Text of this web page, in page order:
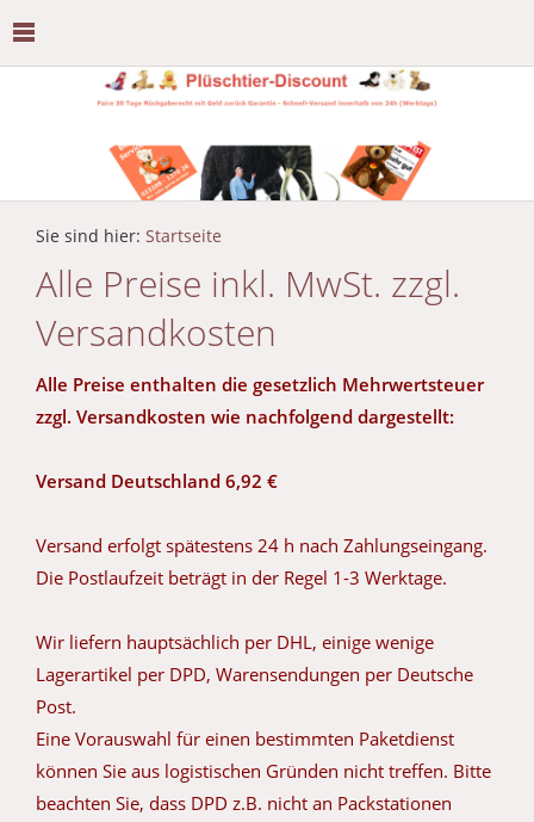
Sie sind hier: Startseite
Alle Preise inkl. MwSt. zzgl.
Versandkosten
Alle Preise enthalten die gesetzlich Mehrwertsteuer
zzgl. Versandkosten wie nachfolgend dargestellt:
Versand Deutschland 6,92 €
Versand erfolgt spätestens 24 h nach Zahlungseingang.
Die Postlaufzeit beträgt in der Regel 1-3 Werktage.
Wir liefern hauptsächlich per DHL, einige wenige
Lagerartikel per DPD, Warensendungen per Deutsche
Post.
Eine Vorauswahl für einen bestimmten Paketdienst
können Sie aus logistischen Gründen nicht treffen. Bitte
beachten Sie, dass DPD z.B. nicht an Packstationen